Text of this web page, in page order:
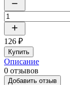
126 ₽
Купить
Описание
0 отзывов
Добавить отзыв